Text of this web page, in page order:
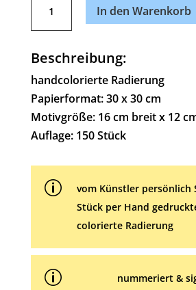
Liebe
In den Warenkorb
r
n
a
t
i
e
Beschreibung:
handcolorierte Radierung
Papierformat: 30 x 30 cm
Motivgröße: 16 cm breit x 12
Auflage: 150 Stück
p
vom Künstler persönlich
Stück per Hand
colorierte Radierung
p nummeriert &